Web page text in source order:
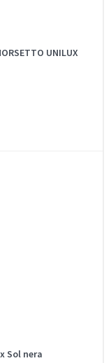
UNILUX
Sol nera